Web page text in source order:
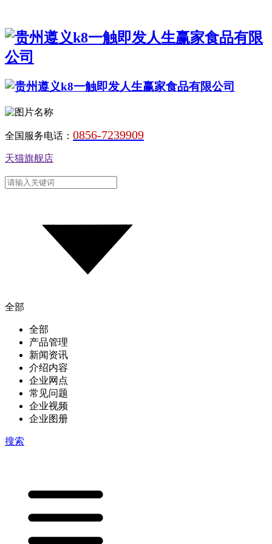
全国服务电话： 0856-7239909
天猫旗舰店
全部
全部
产品管理
新闻资讯
介绍内容
企业网点
常见问题
企业视频
企业图册
搜索